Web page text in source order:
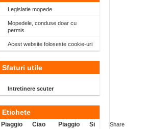
Legislatie mopede
Mopedele, conduse doar cu
permis
Acest website foloseste cookie-uri
Sfaturi utile
Intretinere scuter
Etichete
Piaggio Ciao
Piaggio Si
Share